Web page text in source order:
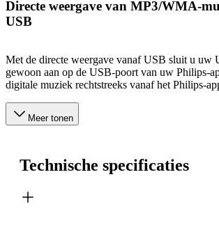
Directe weergave van MP3/WMA-
USB
Met de directe weergave vanaf USB sluit u uw
gewoon aan op de USB-poort van uw Philips-
digitale muziek rechtstreeks vanaf het Philips-
Meer tonen
Technische specificaties